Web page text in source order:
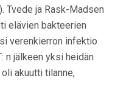
Tvede ja Rask-Madsen
elävien bakteerien
verenkierron infektio
n jälkeen yksi heidän
akuutti tilanne,